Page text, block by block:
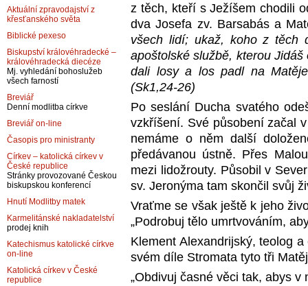
z těch, kteří s Ježíšem chodili
dva Josefa zv. Barsabás a
všech lidí; ukaž, koho z těch
apoštolské službě, kterou
dali losy a los padl na
(Sk1,24-26)
Po seslání Ducha svatého
vzkříšení. Své působení začal
nemáme o něm další
předávanou ústně. Přes
mezi lidožrouty. Působil v
sv. Jeronýma tam skončil svůj
Vraťme se však ještě k jeho
„Podrobuj tělo umrtvováním,
Klement Alexandrijský, teolog
svém díle Stromata tyto tři
„Obdivuj časné věci tak, abys v
Aktuální zpravodajství z
křesťanského světa
Biblické pexeso
Biskupství královéhradecké –
královéhradecká diecéze
Mj. vyhledání bohoslužeb
všech farností
Breviář
Denní modlitba církve
Breviář on-line
Časopis pro ministranty
Církev – katolická církev v
České republice
Stránky provozované Českou
biskupskou konferencí
Hnutí Modlitby matek
Karmelitánské nakladatelství
prodej knih
Katechismus katolické církve
on-line
Katolická církev v České
republice